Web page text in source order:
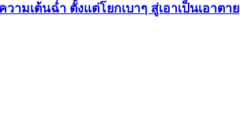
ามเต้นฉ่ำ ตั้งแต่โยกเบาๆ สู่เอาเป็นเอาตาย